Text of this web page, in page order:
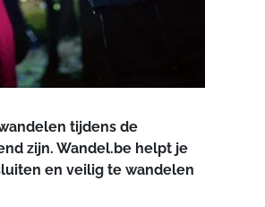
tijdens de
zijn. Wandel.be helpt je
en veilig te wandelen